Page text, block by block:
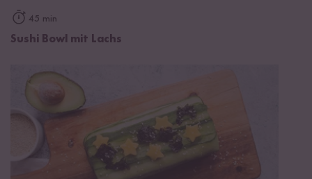
45 min
Sushi Bowl mit Lachs